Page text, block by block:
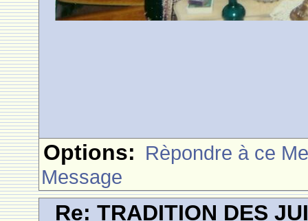
Options: Rèpondre à ce
Message
Re: TRADITION DES